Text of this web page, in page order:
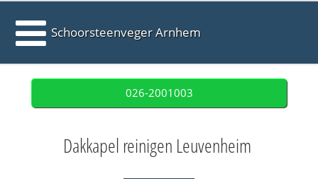
Schoorsteenveger Arnhem
026-2001003
Dakkapel reinigen Leuvenheim